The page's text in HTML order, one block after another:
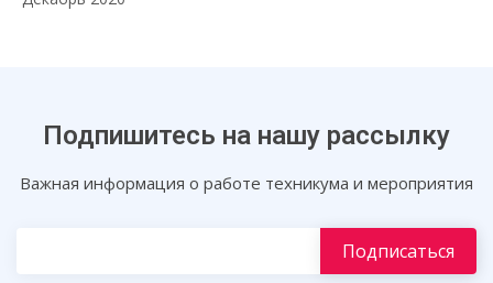
Подпишитесь на нашу рассылку
Важная информация о работе техникума и мероприятия